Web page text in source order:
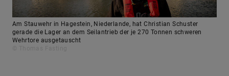
Am Stauwehr in Hagestein, Niederlande, hat Christian Schuster
gerade die Lager an dem Seilantrieb der je 270 Tonnen schweren
Wehrtore ausgetauscht